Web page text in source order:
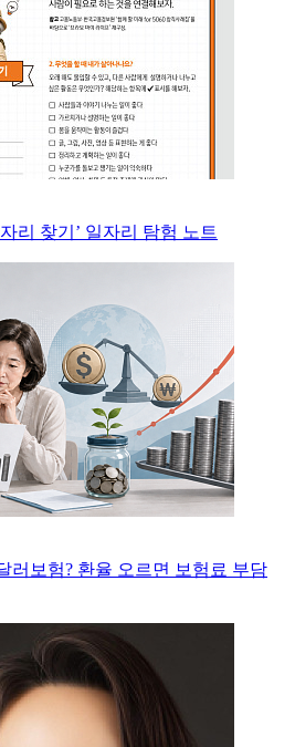
리 찾기’ 일자리 탐험 노트
러보험? 환율 오르면 보험료 부담